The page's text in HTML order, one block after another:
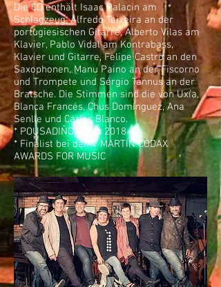
Die CD enthält Isaac Palacin am
Schlagzeug, Alfredo Teixeira an der
portugiesischen Gitarre, Alberto Vilas am
Klavier, Pablo Vidal am Kontrabass,
Klavier und Gitarre, Felipe Castro an den
Saxophonen, Manu Paino an der Fiscorno
und Trompete und Sérgio Tannus an der
Bratsche. Die Stimmen sind die von Uxía,
Blanca Francés, Chus Domínguez, Ana
Senlle und Carlos Blanco.
* POUSADIÑO-Preis 2018
* Finalist bei den V MARTÍN CÓDAX
AWARDS FOR MUSIC